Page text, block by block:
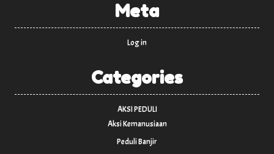
Meta
Log in
Categories
AKSI PEDULI
Aksi Kemanusiaan
Peduli Banjir